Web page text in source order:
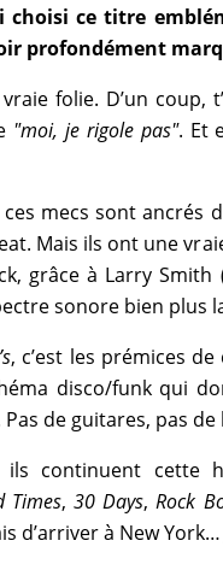
choisi ce titre
profondément
folie. D’un coup,
"moi, je rigole pas". Et
mecs sont ancrés
Mais ils ont une
grâce à Larry
sonore bien plus
, c’est les prémices
disco/funk qui
de guitares, pas
ils continuent cette
Times,30 Days,Rock
d’arriver à New